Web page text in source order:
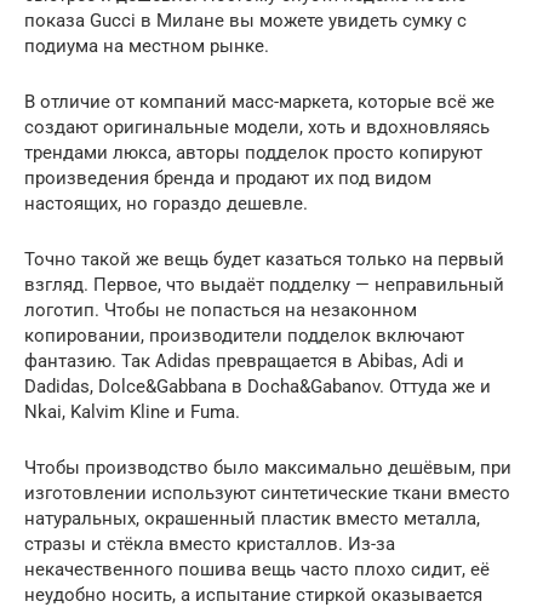
показа Gucci в Милане вы можете увидеть сумку с
подиума на местном рынке.
В отличие от компаний масс-маркета, которые всё же
создают оригинальные модели, хоть и вдохновляясь
трендами люкса, авторы подделок просто копируют
произведения бренда и продают их под видом
настоящих, но гораздо дешевле.
Точно такой же вещь будет казаться только на первый
взгляд. Первое, что выдаёт подделку — неправильный
логотип. Чтобы не попасться на незаконном
копировании, производители подделок включают
фантазию. Так Adidas превращается в Abibas, Adi и
Dadidas, Dolce&Gabbana в Docha&Gabanov. Оттуда же и
Nkai, Kalvim Kline и Fuma.
Чтобы производство было максимально дешёвым, при
изготовлении используют синтетические ткани вместо
натуральных, окрашенный пластик вместо металла,
стразы и стёкла вместо кристаллов. Из-за
некачественного пошива вещь часто плохо сидит, её
неудобно носить, а испытание стиркой оказывается